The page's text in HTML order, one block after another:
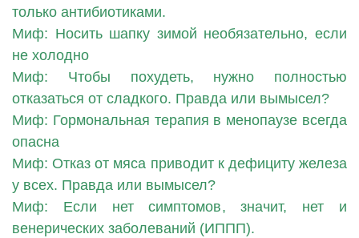
только антибиотиками.
Миф: Носить шапку зимой необязательно, если
не холодно
Миф: Чтобы похудеть, нужно полностью
отказаться от сладкого. Правда или вымысел?
Миф: Гормональная терапия в менопаузе всегда
опасна
Миф: Отказ от мяса приводит к дефициту железа
у всех. Правда или вымысел?
Миф: Если нет симптомов, значит, нет и
венерических заболеваний (ИППП).